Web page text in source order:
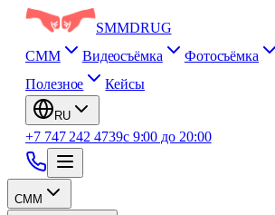
SMMDRUG
СММ
Видеосъёмка Фотосъёмка
Полезное
Кейсы
RU
+7 747 242 4739с 9:00 до 20:00
СММ